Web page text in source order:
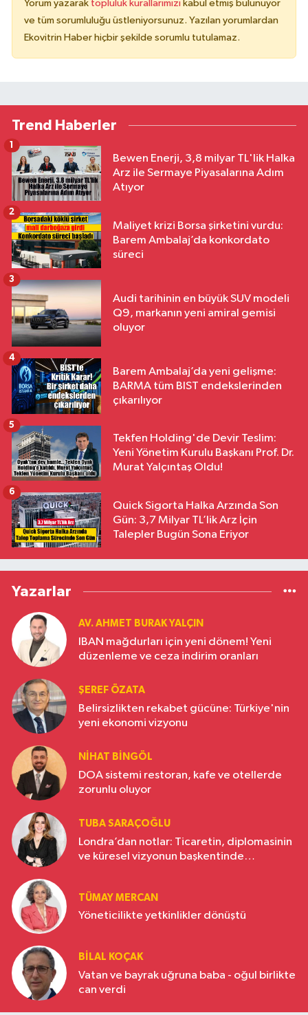
Yorum yazarak topluluk kurallarımızı kabul etmiş bulunuyor
ve tüm sorumluluğu üstleniyorsunuz. Yazılan yorumlardan
Ekovitrin Haber hiçbir şekilde sorumlu tutulamaz.
Trend Haberler
Bewen Enerji, 3,8 milyar TL'lik Halka
Arz ile Sermaye Piyasalarına Adım
Atıyor
1
Maliyet krizi Borsa şirketini vurdu:
Barem Ambalaj’da konkordato
süreci
2
Audi tarihinin en büyük SUV modeli
Q9, markanın yeni amiral gemisi
oluyor
3
Barem Ambalaj’da yeni gelişme:
BARMA tüm BIST endekslerinden
çıkarılıyor
4
Tekfen Holding'de Devir Teslim:
Yeni Yönetim Kurulu Başkanı Prof. Dr.
Murat Yalçıntaş Oldu!
5
Quick Sigorta Halka Arzında Son
Gün: 3,7 Milyar TL’lik Arz İçin
Talepler Bugün Sona Eriyor
6
Yazarlar
AV. AHMET BURAK YALÇIN
IBAN mağdurları için yeni dönem! Yeni
düzenleme ve ceza indirim oranları
ŞEREF ÖZATA
Belirsizlikten rekabet gücüne: Türkiye'nin
yeni ekonomi vizyonu
NIHAT BINGÖL
DOA sistemi restoran, kafe ve otellerde
zorunlu oluyor
TUBA SARAÇOĞLU
Londra’dan notlar: Ticaretin, diplomasinin
ve küresel vizyonun başkentinde
TÜMAY MERCAN
Yöneticilikte yetkinlikler dönüştü
BILAL KOÇAK
Vatan ve bayrak uğruna baba - oğul birlikte
can verdi